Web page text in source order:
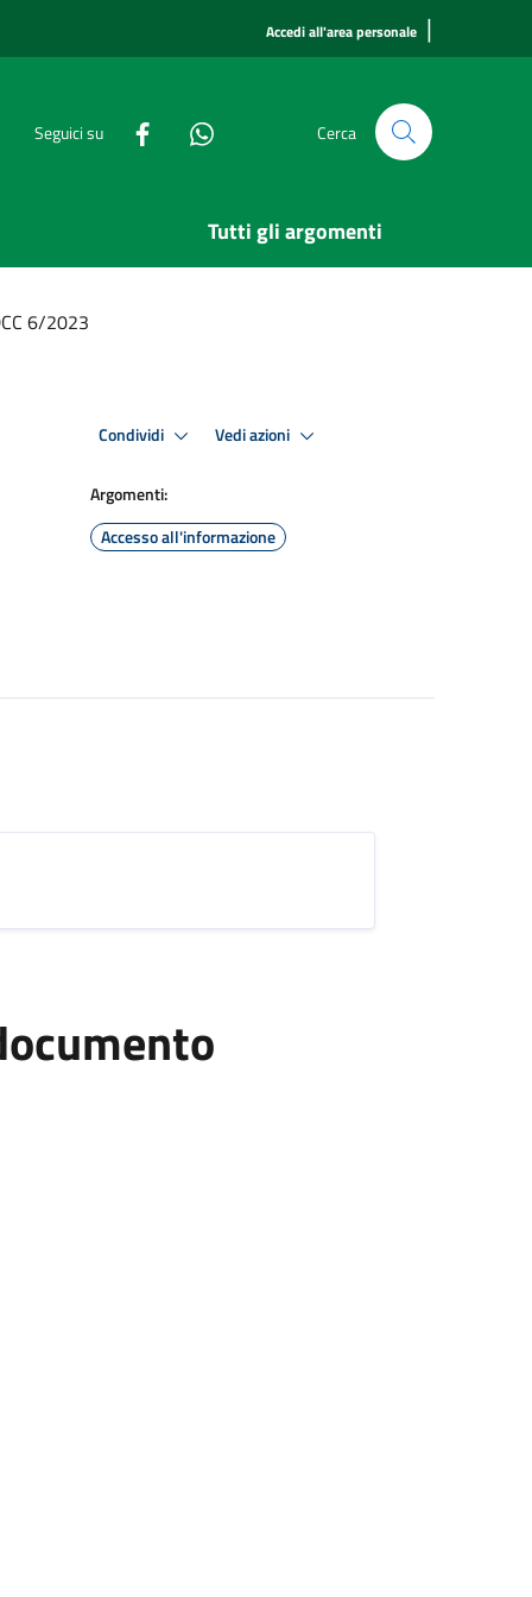
Accedi all'area personale |
Seguici su Cerca
Tutti gli argomenti
6/2023
Condividi Vedi azioni
Argomenti:
Accesso all'informazione